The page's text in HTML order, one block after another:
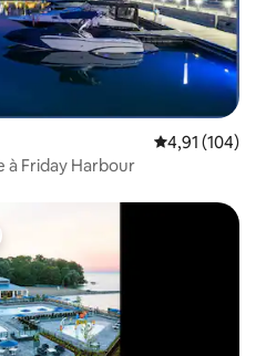
Note
4,91 (104)
à Friday Harbour